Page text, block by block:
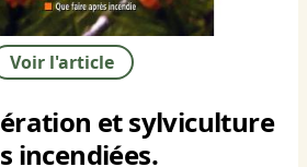
Voir l'article
et sylviculture
incendiées.